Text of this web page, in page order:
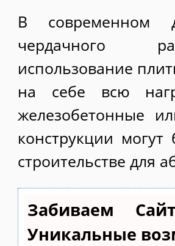
В современном
чердачного
использование
на себе всю
железобетонные
конструкции
строительстве для
Забиваем
Уникальные